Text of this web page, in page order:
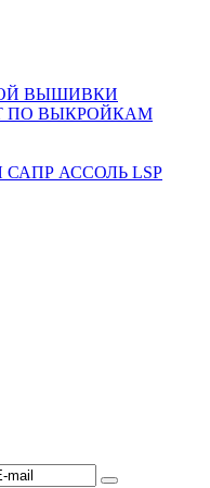
ВЫШИВКИ
ПО ВЫКРОЙКАМ
АССОЛЬ LSP